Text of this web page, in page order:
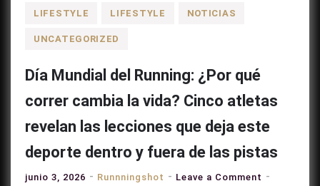
LIFESTYLE LIFESTYLE NOTICIAS
UNCATEGORIZED
Día Mundial del Running: ¿Por qué
correr cambia la vida? Cinco atletas
revelan las lecciones que deja este
deporte dentro y fuera de las pistas
junio 3, 2026 Runnningshot Leave a Comment on